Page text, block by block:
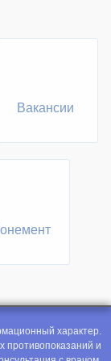
Вакансии
характер.
противопоказаний и